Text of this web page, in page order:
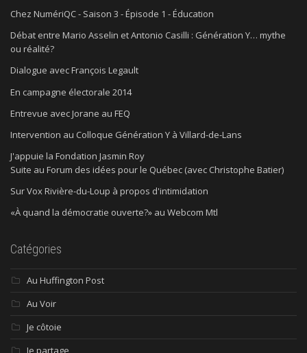
Chez NumériQC - Saison 3 - Épisode 1 - Éducation
Débat entre Mario Asselin et Antonio Casilli : Génération Y… mythe
ou réalité?
Dialogue avec François Legault
En campagne électorale 2014
Entrevue avec Jorane au FEQ
Intervention au Colloque Génération Y à Villard-de-Lans
J'appuie la Fondation Jasmin Roy
Suite au Forum des idées pour le Québec (avec Christophe Batier)
Sur Vox Rivière-du-Loup à propos d'intimidation
«À quand la démocratie ouverte?» au Webcom Mtl
Catégories
Au Huffington Post
Au Voir
Je côtoie
Je partage